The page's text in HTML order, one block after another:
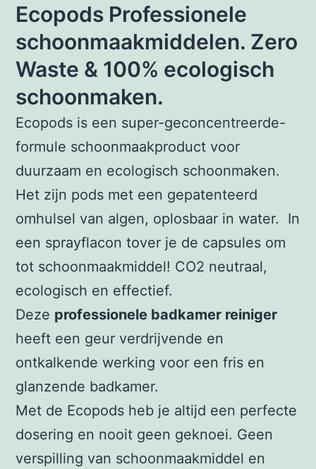
Ecopods Professionele
schoonmaakmiddelen. Zero
Waste & 100% ecologisch
schoonmaken.
Ecopods is een super-geconcentreerde-
formule schoonmaakproduct voor
duurzaam en ecologisch schoonmaken.
Het zijn pods met een gepatenteerd
omhulsel van algen, oplosbaar in water. In
een sprayflacon tover je de capsules om
tot schoonmaakmiddel! CO2 neutraal,
ecologisch en effectief.
Deze professionele badkamer reiniger
heeft een geur verdrijvende en
ontkalkende werking voor een fris en
glanzende badkamer.
Met de Ecopods heb je altijd een perfecte
dosering en nooit geen geknoei. Geen
verspilling van schoonmaakmiddel en